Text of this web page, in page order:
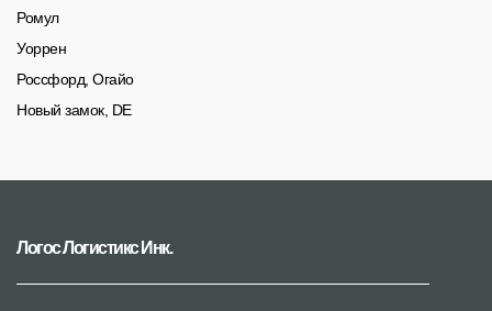
Ромул
Уоррен
Россфорд, Огайо
Новый замок, DE
Логос Логистикс Инк.